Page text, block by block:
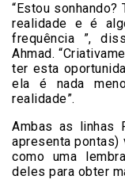
“Estou
realidade e é
frequência ”,
Ahmad.
ter esta
ela é nada
realidade”.
Ambas as linhas
apresenta pontas)
como uma
deles para obter